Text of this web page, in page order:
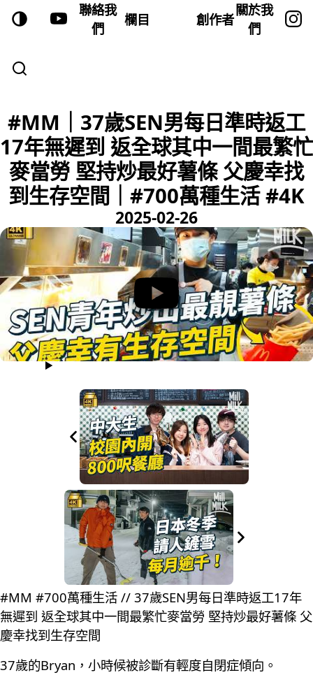
聯絡我
們
欄目 創作者
關於我
們
#MM｜37歲SEN男每日準時返工
17年無遲到 返全球其中一間最繁忙
麥當勞 堅持炒最好薯條 父慶幸找
到生存空間｜#700萬種生活 #4K
2025-02-26
#MM #700萬種生活 // 37歲SEN男每日準時返工17年
無遲到 返全球其中一間最繁忙麥當勞 堅持炒最好薯條 父
慶幸找到生存空間
37歲的Bryan，小時候被診斷有輕度自閉症傾向。